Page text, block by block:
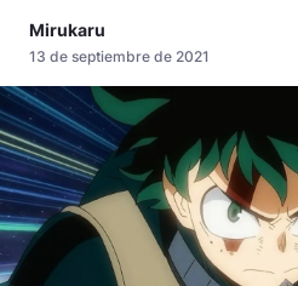
Mirukaru
13 de septiembre de 2021